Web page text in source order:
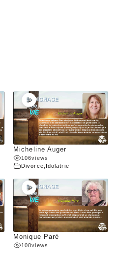
Micheline Auger
106views
Divorce Idolatrie
Monique Paré
108views